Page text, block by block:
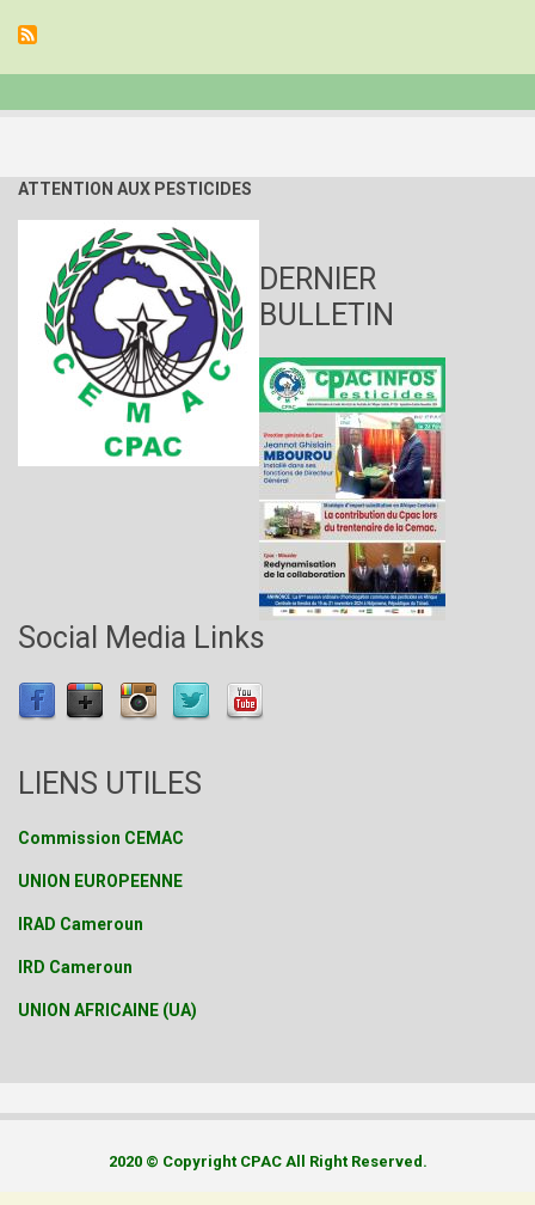
et
les
aliments
en
Afrique
centrale
ATTENTION AUX PESTICIDES
DERNIER
BULLETIN
Social Media Links
LIENS UTILES
Commission CEMAC
UNION EUROPEENNE
IRAD Cameroun
IRD Cameroun
UNION AFRICAINE (UA)
2020 © Copyright CPAC All Right Reserved.